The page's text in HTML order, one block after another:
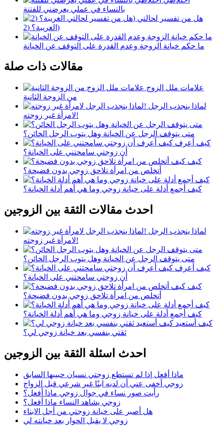
بالنساء في عملي يعرضني للفتنة
هل من تفسير لحالتي
الغريبة؟ (2)
ما حكم خيانة الزوجة وعدم القدرة على التوقف عن الخيانة
مقالات ذات صلة
علامات ملل الزوج
من الزوجة الثانية
لماذا ينجذب الرجل
لامرأة غير زوجته!
متى يتوقف الرجل عن الخيانة وهل يتوب الرجل الخائن؟
كيف أعرف
أن زوجتي سامحتني على الخيانة؟
كيف
أتخلص من امرأة تلاحق زوجي بدون فضيحة؟
كيف أجمع أدلة على خيانة زوجي وما هي أهم أدلة الخيانة؟
احدث مقالات الثقة بين الزوجين
لماذا ينجذب الرجل
لامرأة غير زوجته!
متى يتوقف الرجل عن الخيانة وهل يتوب الرجل الخائن؟
كيف أعرف
أن زوجتي سامحتني على الخيانة؟
كيف
أتخلص من امرأة تلاحق زوجي بدون فضيحة؟
كيف أجمع أدلة على خيانة زوجي وما هي أهم أدلة الخيانة؟
كيف أستعيد
ثقتي بنفسي بعد خيانة زوجي لي؟
احدث اسئلة الثقة بين الزوجين
ماذا أفعل إذا لم تستطع زوجتي نسيان حبيبها السابق
زوجي أخفى عني أن لديه ابنًا غير شرعي قبل الزواج
رأيت صور نساء في جوال زوجي ماذا أفعل؟
زوجي يشاهد النساء ماذا أفعل؟
هل أصبر على خيانة زوجتي من أجل الابناء
زوجي لا يقبل الحوار بعد خيانته لي